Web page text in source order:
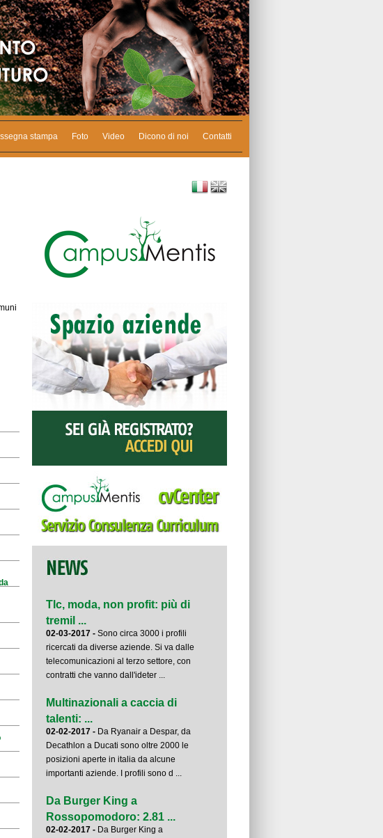
stampa Foto Video Dicono di noi Contatti
Tlc, moda, non profit: più di
tremil ...
02-03-2017 - Sono circa 3000 i profili
ricercati da diverse aziende. Si va dalle
telecomunicazioni al terzo settore, con
contratti che vanno dall'ideter ...
Multinazionali a caccia di
talenti: ...
02-02-2017 - Da Ryanair a Despar, da
Decathlon a Ducati sono oltre 2000 le
posizioni aperte in italia da alcune
importanti aziende. I profili sono d ...
Da Burger King a
Rossopomodoro: 2.81 ...
02-02-2017 - Da Burger King a